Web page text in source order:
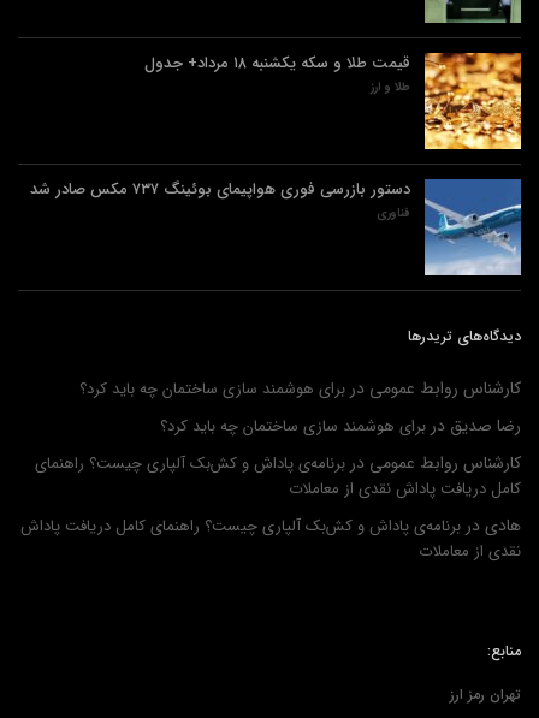
قیمت طلا و سکه یکشنبه ۱۸ مرداد+ جدول
طلا و ارز
دستور بازرسی فوری هواپیمای بوئینگ ۷۳۷ مکس صادر شد
فناوری
دیدگاه‌های تریدرها
کارشناس روابط عمومی در برای هوشمند سازی ساختمان چه باید کرد؟
رضا صدیق در برای هوشمند سازی ساختمان چه باید کرد؟
کارشناس روابط عمومی در برنامه‌ی پاداش و کش‌بک آلپاری چیست؟ راهنمای
کامل دریافت پاداش نقدی از معاملات
هادی در برنامه‌ی پاداش و کش‌بک آلپاری چیست؟ راهنمای کامل دریافت پاداش
نقدی از معاملات
منابع:
تهران رمز ارز